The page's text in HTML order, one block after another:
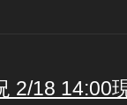
2/18 14:00